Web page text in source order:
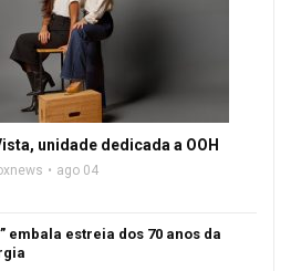
unidade dedicada a OOH
ago 04
embala estreia dos 70 anos da